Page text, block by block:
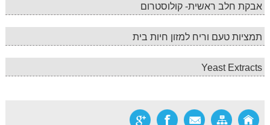
אבקת חלב ראשית- קולוסטרום
תמציות טעם וריח למזון חיות בית
Yeast Extracts